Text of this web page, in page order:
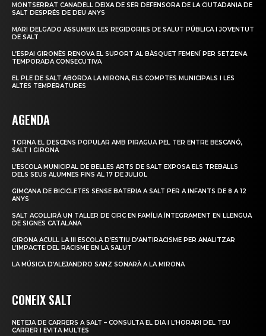
MONTSERRAT CANADELL DEIXA DE SER DEFENSORA DE LA CIUTADANIA DE
SALT DESPRÉS DE DEU ANYS
MARI DELGADO ASSUMEIX LES REGIDORIES DE SALUT PÚBLICA I JOVENTUT
DE SALT
L’ESPAI GIRONÈS RENOVA EL SUPORT AL BÀSQUET FEMENÍ PER SETZENA
TEMPORADA CONSECUTIVA
EL PLE DE SALT ABORDA LA MIRONA, ELS COMPTES MUNICIPALS I LES
ALTES TEMPERATURES
AGENDA
TORNA EL DESCENS POPULAR AMB PIRAGUA PEL TER ENTRE BESCANÓ,
SALT I GIRONA
L’ESCOLA MUNICIPAL DE BELLES ARTS DE SALT EXPOSA ELS TREBALLS
DELS SEUS ALUMNES FINS AL 17 DE JULIOL
GIMCANA DE BICICLETES SENSE BATERIA A SALT PER A INFANTS DE 8 A 12
ANYS
SALT ACOLLIRÀ UN TALLER DE CIRC EN FAMÍLIA ÍNTEGRAMENT EN LLENGUA
DE SIGNES CATALANA
GIRONA ACULL LA III ESCOLA D’ESTIU D’ANTIRACISME PER ANALITZAR
L’IMPACTE DEL RACISME EN LA SALUT
LA MÚSICA D’ALEJANDRO SANZ SONARÀ A LA MIRONA
CONEIX SALT
NETEJA DE CARRERS A SALT – CONSULTA EL DIA I L’HORARI DEL TEU
CARRER I EVITA MULTES